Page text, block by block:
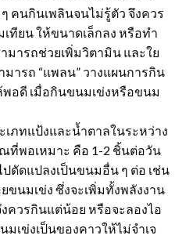
คนกินเพลินจนไม่รู้ตัว จึงควร
ทียน ให้ขนาดเล็กลง หรือทำ
มารถช่วยเพิ่มวิตามิน และใย
ารถ “แพลน” วางแผนการกิน
อดี เมื่อกินขนมเข่งหรือขนม
ภทแป้งและน้ำตาลในระหว่าง
ที่พอเหมาะ คือ 1-2 ชิ้นต่อวัน
ดัดแปลงเป็นขนมอื่น ๆ ต่อ เช่น
นมเข่ง ซึ่งจะเพิ่มทั้งพลังงาน
ควรกินแต่น้อย หรือจะลองไอ
มเข่งเป็นของคาวให้ไม่จำเจ